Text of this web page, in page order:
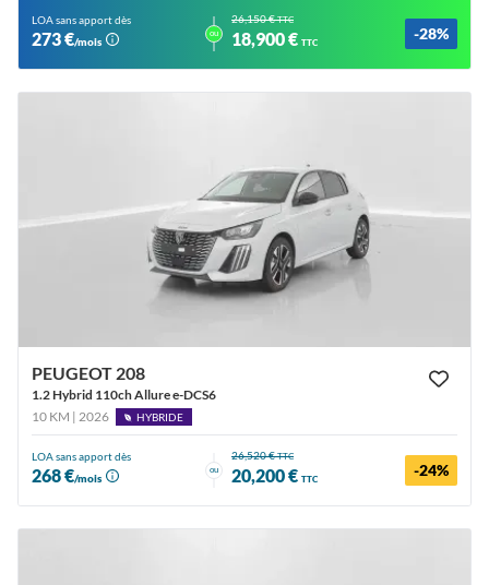
LOA sans apport dès
273 €/mois
ou
26,150 €TTC
18,900 € TTC -28%
PEUGEOT 208
1.2 Hybrid 110ch Allure e-DCS6
10 KM | 2026
HYBRIDE
LOA sans apport dès
268 €/mois
ou
26,520 €TTC
20,200 € TTC -24%